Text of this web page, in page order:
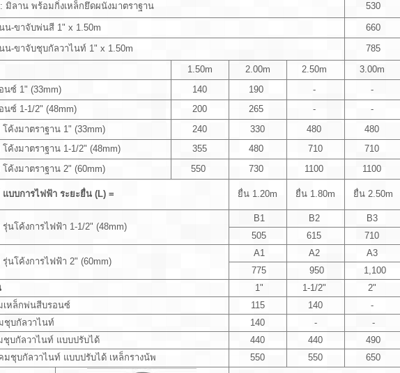
มิลาน พร้อมกิ่งเหล็กยึดผนังมาตราฐาน
530
นน-ขาจับพ่นสี 1" x 1.50m
660
-ขาจับชุบกัลวาไนท์ 1" x 1.50m
785
1.50m 2.00m 2.50m
3.00m
นซ์ 1" (33mm)
140 190 -
-
นซ์ 1-1/2" (48mm)
200 265 -
-
ค้งมาตราฐาน 1" (33mm)
240 330 480
480
ค้งมาตราฐาน 1-1/2" (48mm)
355 480 710
710
ค้งมาตราฐาน 2" (60mm)
550 730 1100 1100
บบการไฟฟ้า ระยะยื่น (L) = ยื่น 1.20m ยื่น 1.80m ยื่น 2.50m
นโค้งการไฟฟ้า 1-1/2" (48mm)
B1 B2
B3
505
615 710
นโค้งการไฟฟ้า 2" (60mm)
A1 A2
A3
775
950
1,100
1" 1-1/2"
2"
เหล็กพ่นสีบรอนซ์
115 140
-
ชุบกัลวาไนท์
140 -
-
ชุบกัลวาไนท์ แบบปรับได้
440 440
490
มชุบกัลวาไนท์ แบบปรับได้ เหล็กรางน้พ
550 550 650